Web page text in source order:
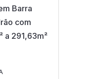
Barra
com
a 291,63m²